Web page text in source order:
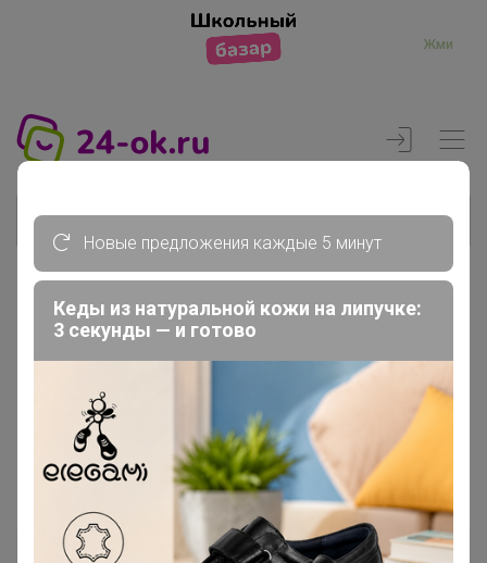
Жми
Реклама
Вход
Новые предложения каждые 5 минут
Кеды из натуральной кожи на липучке:
3 секунды — и готово